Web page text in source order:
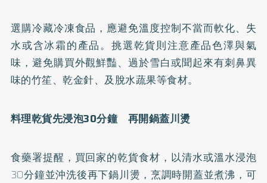
選購冷藏冷凍食品，應避免溫度控制不當而軟化、失
水或含冰霜的產品。挑選乾貨則注意產品色澤與氣
味，避免購買外觀鮮豔、過於雪白或聞起來有刺鼻異
味的竹笙、乾金針、及脫水蔬果等食材。
料理乾貨先浸泡30分鐘 再開鍋蓋川燙
食藥署提醒，買回家的乾貨食材，以清水或溫水浸泡
30分鐘並沖洗後再下鍋川燙，烹調時開蓋並煮沸，可